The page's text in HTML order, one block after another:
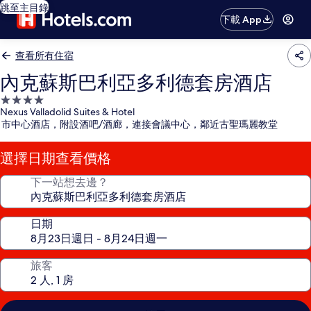
跳至主目錄
下載 App
查看所有住宿
內克蘇斯巴利亞多利德套房酒店
4.0
星
級
住
宿
Nexus Valladolid Suites & Hotel
市中心酒店，附設酒吧/酒廊，連接會議中心，鄰近古聖瑪麗教堂
選擇日期查看價格
下一站想去邊？
日期
旅客